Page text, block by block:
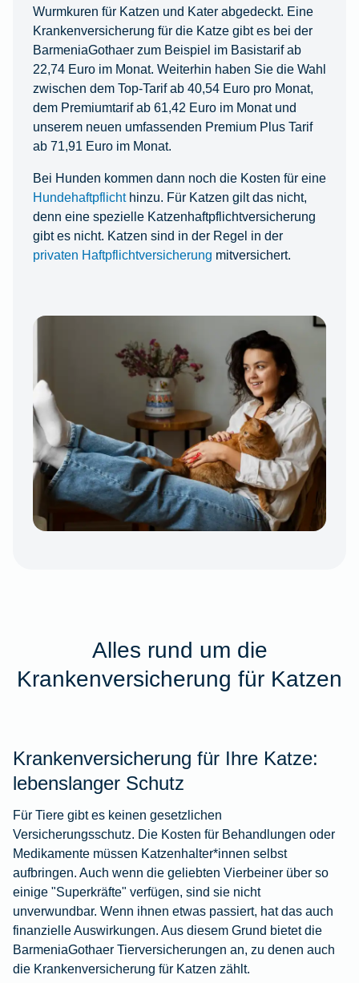
Wurmkuren für Katzen und Kater abgedeckt. Eine
Krankenversicherung für die Katze gibt es bei der
BarmeniaGothaer zum Beispiel im Basistarif ab
22,74 Euro im Monat. Weiterhin haben Sie die Wahl
zwischen dem Top-Tarif ab 40,54 Euro pro Monat,
dem Premiumtarif ab 61,42 Euro im Monat und
unserem neuen umfassenden Premium Plus Tarif
ab 71,91 Euro im Monat.
Bei Hunden kommen dann noch die Kosten für eine
Hundehaftpflichthinzu. Für Katzen gilt das nicht,
denn eine spezielle Katzenhaftpflichtversicherung
gibt es nicht. Katzen sind in der Regel in der
privaten Haftpflichtversicherung mitversichert.
Alles rund um die
Krankenversicherung für Katzen
Krankenversicherung für Ihre Katze:
lebenslanger Schutz
Für Tiere gibt es keinen gesetzlichen
Versicherungsschutz. Die Kosten für Behandlungen oder
Medikamente müssen Katzenhalter*innen selbst
aufbringen. Auch wenn die geliebten Vierbeiner über so
einige "Superkräfte" verfügen, sind sie nicht
unverwundbar. Wenn ihnen etwas passiert, hat das auch
finanzielle Auswirkungen. Aus diesem Grund bietet die
BarmeniaGothaer Tierversicherungen an, zu denen auch
die Krankenversicherung für Katzen zählt.